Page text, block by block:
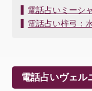
投
稿
ー
シ
電話占いミーシ
電話占い梓弓：
電話占いヴェル